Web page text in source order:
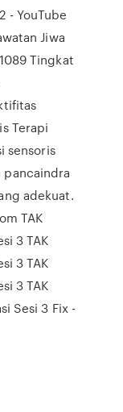
- YouTube
Jiwa
Tingkat
Terapi
sensoris
pancaindra
adekuat.
TAK
3 TAK
3 TAK
3 TAK
Sesi 3 Fix -